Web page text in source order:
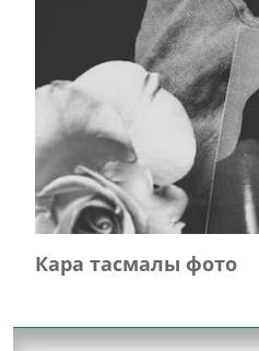
Кара тасмалы фото